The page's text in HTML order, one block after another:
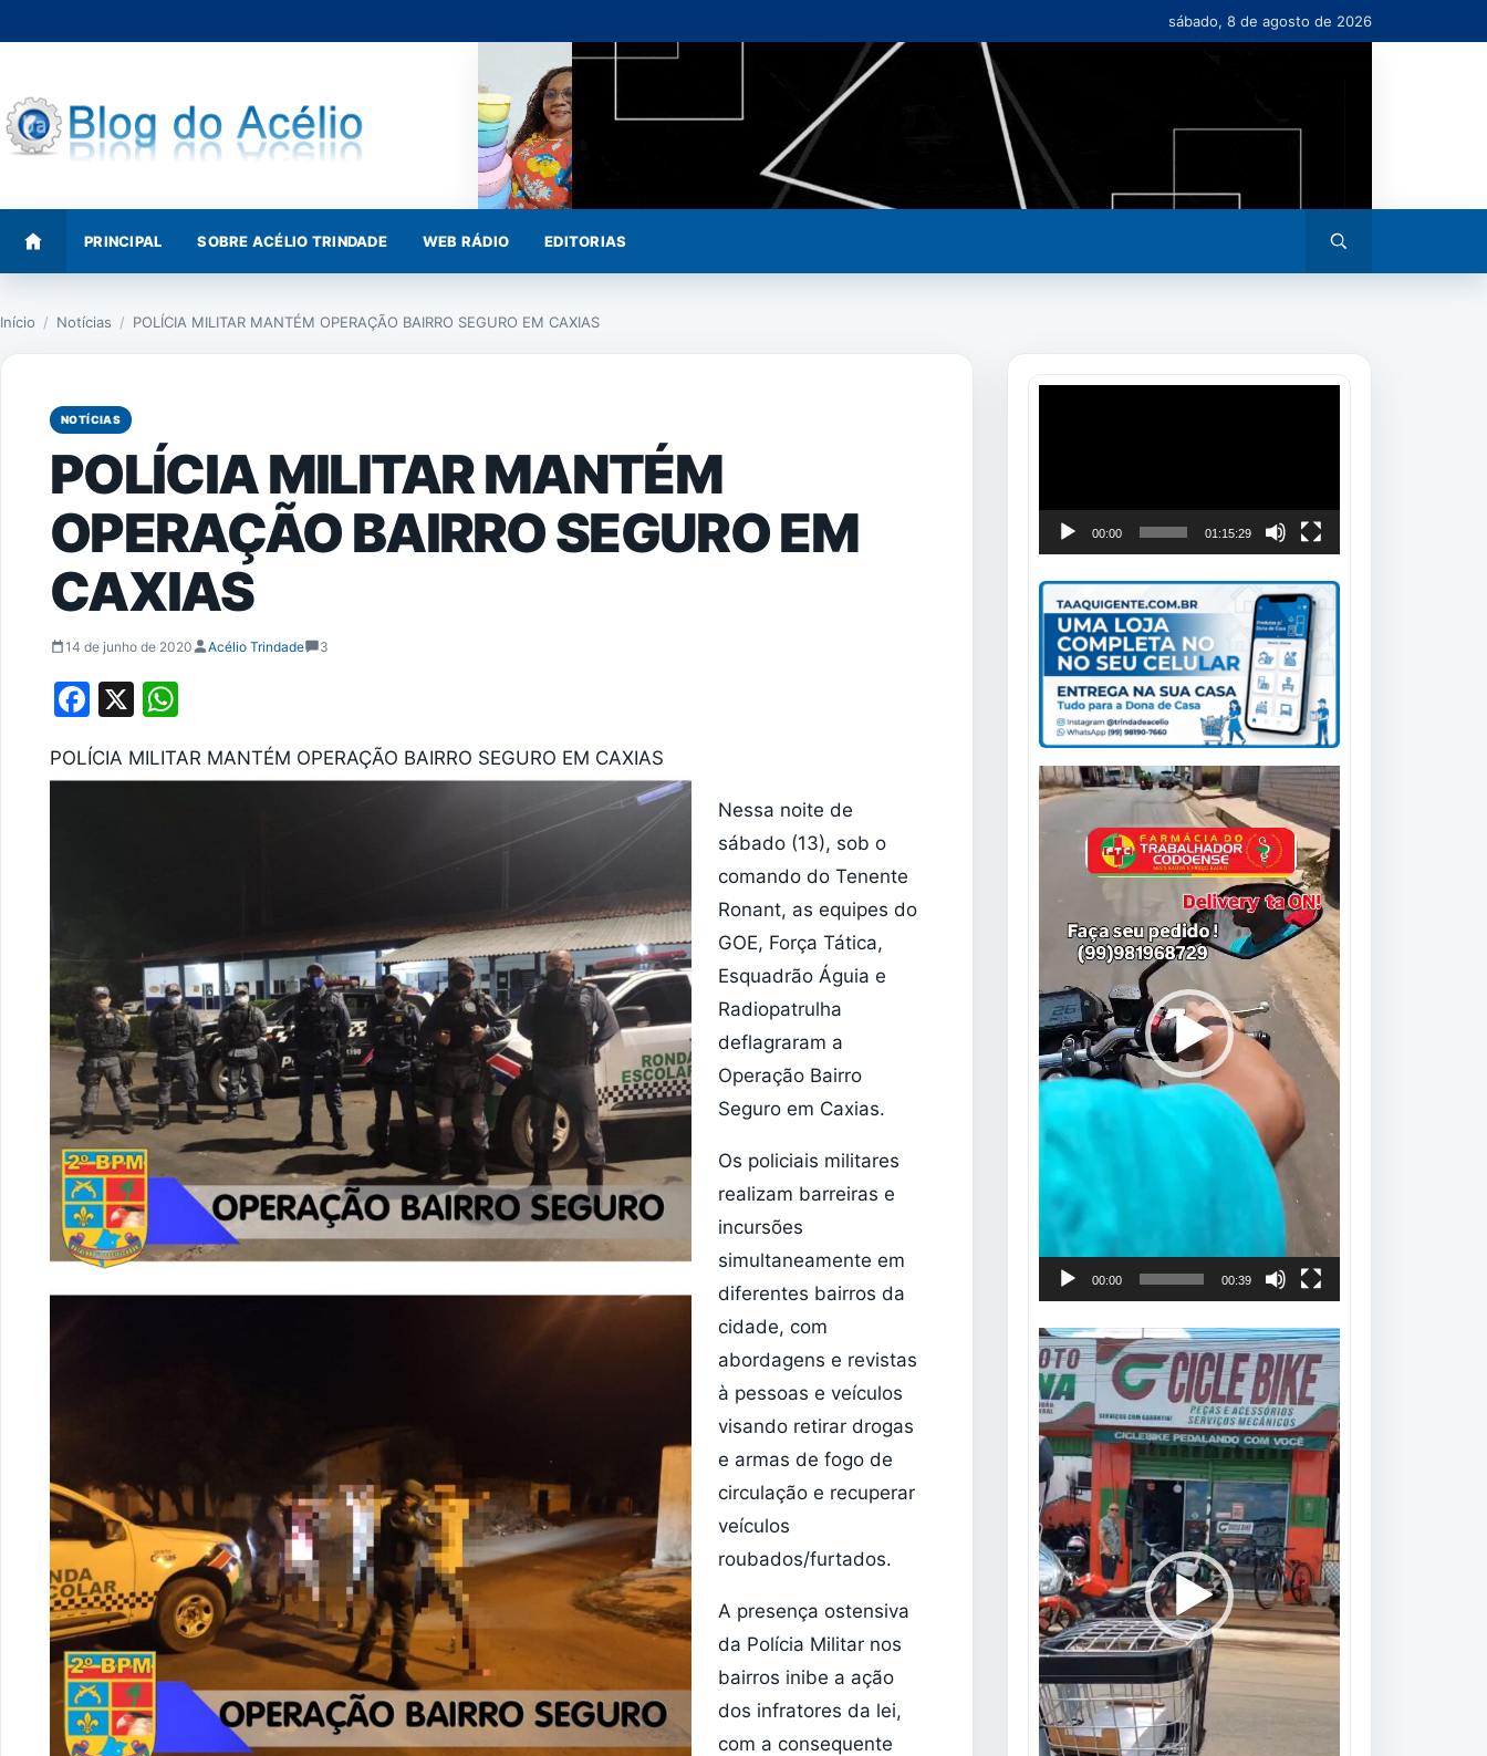
para
conteúdo
sábado, 8 de agosto de 2026
PRINCIPAL SOBRE ACÉLIO TRINDADE WEB RÁDIO EDITORIAS
busca
Início / Notícias / POLÍCIA MILITAR MANTÉM OPERAÇÃO BAIRRO SEGURO EM CAXIAS
NOTÍCIAS
POLÍCIA MILITAR MANTÉM
OPERAÇÃO BAIRRO SEGURO EM
CAXIAS
14 de junho de 2020 Acélio Trindade 3
Facebook
X
POLÍCIA MILITAR MANTÉM OPERAÇÃO BAIRRO SEGURO EM CAXIAS
Nessa noite de
sábado (13), sob o
comando do Tenente
Ronant, as equipes do
GOE, Força Tática,
Esquadrão Águia e
Radiopatrulha
deflagraram a
Operação Bairro
Seguro em Caxias.
Os policiais militares
realizam barreiras e
incursões
simultaneamente em
diferentes bairros da
cidade, com
abordagens e revistas
à pessoas e veículos
visando retirar drogas
e armas de fogo de
circulação e recuperar
veículos
roubados/furtados.
A presença ostensiva
da Polícia Militar nos
bairros inibe a ação
dos infratores da lei,
com a consequente
00:00 01:15:29
Tocador
de
vídeo
00:00 00:39
Tocador
de
vídeo